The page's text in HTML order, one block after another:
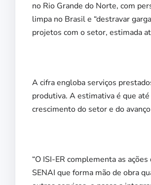
no Rio Grande do Norte, com
limpa no Brasil e “destravar
projetos com o setor, estimada
A cifra engloba serviços
produtiva. A estimativa é que
crescimento do setor e do
“O ISI-ER complementa as
SENAI que forma mão de obra